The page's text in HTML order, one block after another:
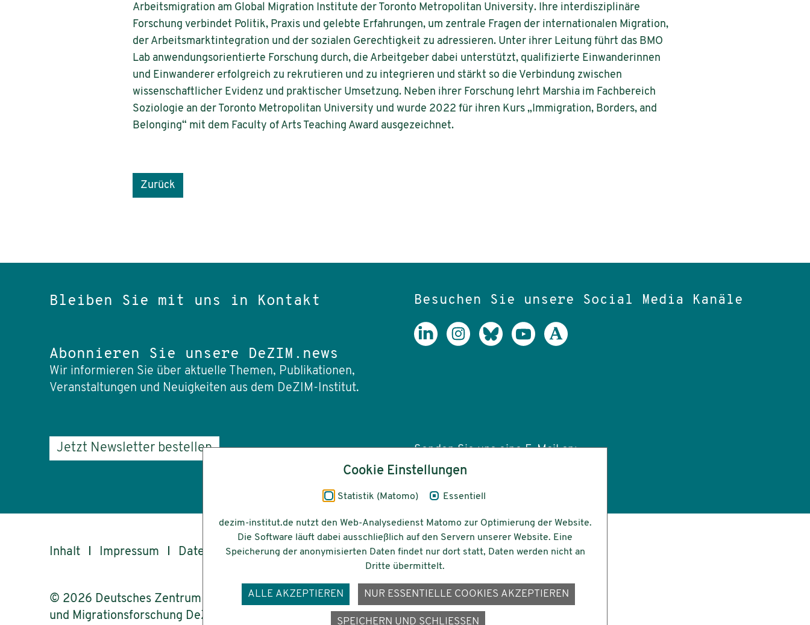
Arbeitsmigration am Global Migration Institute der Toronto Metropolitan University. Ihre interdisziplinäre
Forschung verbindet Politik, Praxis und gelebte Erfahrungen, um zentrale Fragen der internationalen Migration,
der Arbeitsmarktintegration und der sozialen Gerechtigkeit zu adressieren. Unter ihrer Leitung führt das BMO
Lab anwendungsorientierte Forschung durch, die Arbeitgeber dabei unterstützt, qualifizierte Einwanderinnen
und Einwanderer erfolgreich zu rekrutieren und zu integrieren und stärkt so die Verbindung zwischen
wissenschaftlicher Evidenz und praktischer Umsetzung. Neben ihrer Forschung lehrt Marshia im Fachbereich
Soziologie an der Toronto Metropolitan University und wurde 2022 für ihren Kurs „Immigration, Borders, and
Belonging“ mit dem Faculty of Arts Teaching Award ausgezeichnet.
Zurück
Bleiben Sie mit uns in Kontakt
Abonnieren Sie unsere DeZIM.news
Wir informieren Sie über aktuelle Themen, Publikationen,
Veranstaltungen und Neuigkeiten aus dem DeZIM-Institut.
Jetzt Newsletter bestellen
Besuchen Sie unsere Social Media Kanäle
Senden Sie uns eine E-Mail an:
info(at)dezim-institut.de
Inhalt Impressum Datenschutz Barrierefreiheit
© 2026 Deutsches Zentrum für Integrations-
und Migrationsforschung DeZIM e.V.
Gefördert vom
Cookie Einstellungen
Statistik (Matomo) Essentiell
dezim-institut.de nutzt den Web-Analysedienst Matomo zur Optimierung der Website.
Die Software läuft dabei ausschließlich auf den Servern unserer Website. Eine
Speicherung der anonymisierten Daten findet nur dort statt, Daten werden nicht an
Dritte übermittelt.
ALLE AKZEPTIEREN NUR ESSENTIELLE COOKIES AKZEPTIEREN
SPEICHERN UND SCHLIESSEN